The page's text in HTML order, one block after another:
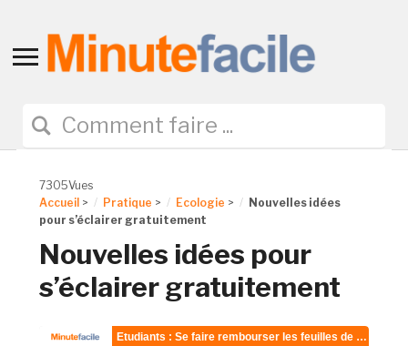
Toggle
navigation
7305Vues
Accueil > Pratique > Ecologie >
Nouvelles idées
pour s’éclairer gratuitement
Nouvelles idées pour
s’éclairer gratuitement